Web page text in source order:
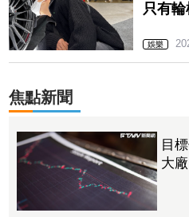
只有
娛樂
焦點新聞
目
大
投